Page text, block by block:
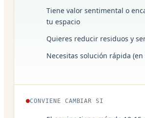
Tiene valor sentimental o
tu espacio
Quieres reducir residuos y
Necesitas solución rápida
CONVIENE CAMBIAR SI